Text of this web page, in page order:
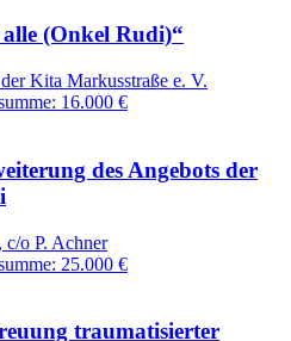
(Onkel Rudi)“
Kita Markusstraße e. V.
16.000 €
des Angebots der
o P. Achner
25.000 €
traumatisierter